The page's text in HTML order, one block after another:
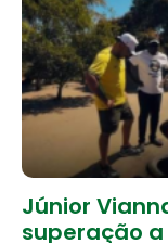
Júnior
superação